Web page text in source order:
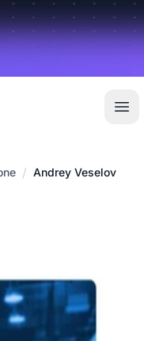
/ Andrey Veselov